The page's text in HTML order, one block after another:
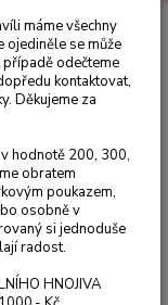
1978) 268
Felix
máme všechny
ojediněle se může
odečteme
kontaktovat,
Děkujeme za
hodnotě 200, 300,
obratem
poukazem,
osobně v
si jednoduše
radost.
HNOJIVA